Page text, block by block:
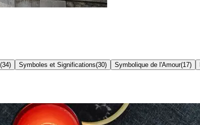
(34) Symboles et Significations(30) Symbolique de l'Amour(17)